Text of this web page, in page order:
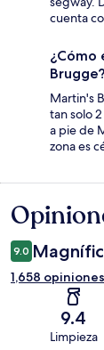
cuenta
¿Cómo
Brugge?
Martin's
tan solo
a pie de
zona es
9.0
1,658 opiniones
9.4
Limpieza